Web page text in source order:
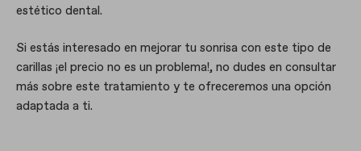
estético dental.
Si estás interesado en mejorar tu sonrisa con este tipo de
carillas ¡el precio no es un problema!, no dudes en consultar
más sobre este tratamiento y te ofreceremos una opción
adaptada a ti.